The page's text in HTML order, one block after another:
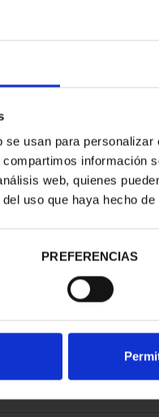
usan para
información
web, quienes
uso que haya hecho
PREFERENCIAS
-